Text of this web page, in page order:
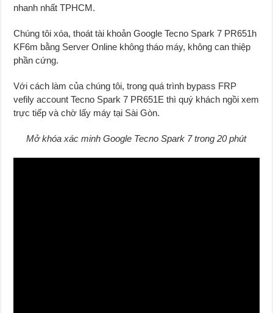
nhanh nhất TPHCM.
Chúng tôi xóa, thoát tài khoản Google Tecno Spark 7 PR651h
KF6m bằng Server Online không tháo máy, không can thiệp
phần cứng.
Với cách làm của chúng tôi, trong quá trình bypass FRP
vefily account Tecno Spark 7 PR651E thì quý khách ngồi xem
trực tiếp và chờ lấy máy tại Sài Gòn.
Mở khóa xác minh Google Tecno Spark 7 trong 20 phút